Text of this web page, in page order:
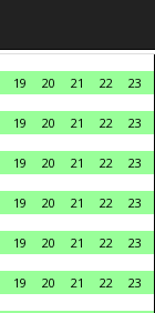
19 20 21 22
23
19 20 21 22
23
19 20 21 22
23
19 20 21 22
23
19 20 21 22
23
19 20 21 22
23